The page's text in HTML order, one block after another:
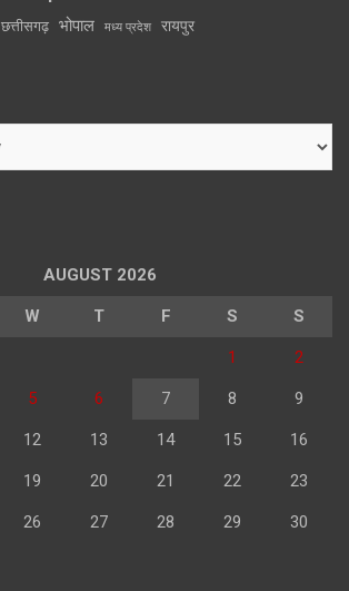
छत्तीसगढ़ भोपाल मध्य प्रदेश रायपुर
AUGUST 2026
W T F S S
1 2
5 6 7 8 9
12 13 14 15 16
19 20 21 22 23
26 27 28 29 30